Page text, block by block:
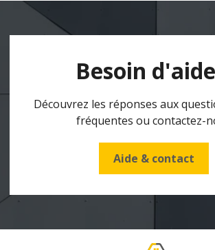
Besoin
Découvrez les réponses aux
fréquentes ou contactez-
Aide & contact